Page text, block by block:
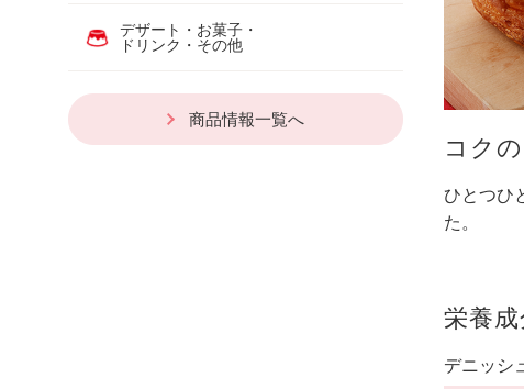
デザート・お菓子・
ドリンク・その他
商品情報一覧へ
コク
ひとつひ
た。
栄養成
デニッシ